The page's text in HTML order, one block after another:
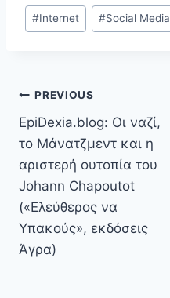
Post
Tags:
#Internet #Social Media
Post
navigation
PREVIOUS
EpiDexia.blog: Οι ναζί,
το Μάνατζμεντ και η
αριστερή ουτοπία του
Johann Chapoutot
(«Ελεύθερος να
Υπακούς», εκδόσεις
Άγρα)